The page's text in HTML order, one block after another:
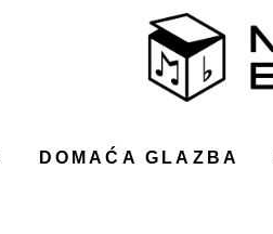
DOMAĆA GLAZBA